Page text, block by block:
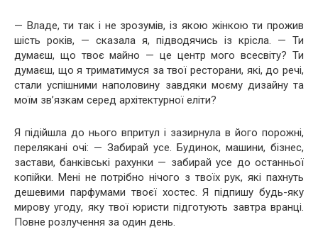
— Владе, ти так і не зрозумів, із якою жінкою ти прожив
шість років, — сказала я, підводячись із крісла. — Ти
думаєш, що твоє майно — це центр мого всесвіту? Ти
думаєш, що я триматимуся за твої ресторани, які, до речі,
стали успішними наполовину завдяки моєму дизайну та
моїм зв’язкам серед архітектурної еліти?
Я підійшла до нього впритул і зазирнула в його порожні,
перелякані очі: — Забирай усе. Будинок, машини, бізнес,
застави, банківські рахунки — забирай усе до останньої
копійки. Мені не потрібно нічого з твоїх рук, які пахнуть
дешевими парфумами твоєї хостес. Я підпишу будь-яку
мирову угоду, яку твої юристи підготують завтра вранці.
Повне розлучення за один день.